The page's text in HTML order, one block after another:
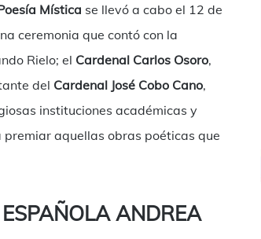
Mística se llevó a cabo el 12 de
ceremonia que contó con la
Rielo; el Cardenal Carlos Osoro,
del Cardenal José Cobo Cano,
instituciones académicas y
aquellas obras poéticas que
ANDREA